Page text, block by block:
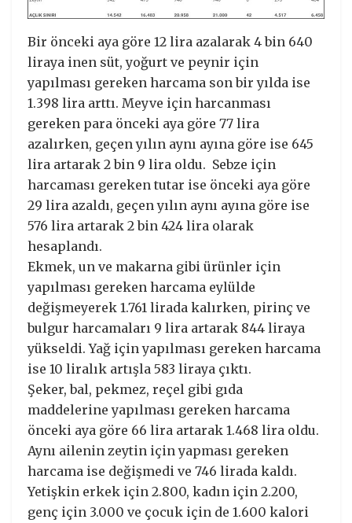
Bir önceki aya göre 12 lira azalarak 4 bin 640
liraya inen süt, yoğurt ve peynir için
yapılması gereken harcama son bir yılda ise
1.398 lira arttı. Meyve için harcanması
gereken para önceki aya göre 77 lira
azalırken, geçen yılın aynı ayına göre ise 645
lira artarak 2 bin 9 lira oldu. Sebze için
harcaması gereken tutar ise önceki aya göre
29 lira azaldı, geçen yılın aynı ayına göre ise
576 lira artarak 2 bin 424 lira olarak
hesaplandı.
Ekmek, un ve makarna gibi ürünler için
yapılması gereken harcama eylülde
değişmeyerek 1.761 lirada kalırken, pirinç ve
bulgur harcamaları 9 lira artarak 844 liraya
yükseldi. Yağ için yapılması gereken harcama
ise 10 liralık artışla 583 liraya çıktı.
Şeker, bal, pekmez, reçel gibi gıda
maddelerine yapılması gereken harcama
önceki aya göre 66 lira artarak 1.468 lira oldu.
Aynı ailenin zeytin için yapması gereken
harcama ise değişmedi ve 746 lirada kaldı.
Yetişkin erkek için 2.800, kadın için 2.200,
genç için 3.000 ve çocuk için de 1.600 kalori